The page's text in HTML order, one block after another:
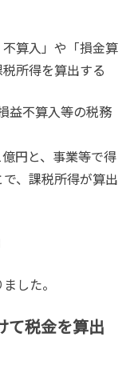
算入」や「損金算
所得を算出する
益不算入等の税務
円と、事業等で得
、課税所得が算出
した。
て税金を算出